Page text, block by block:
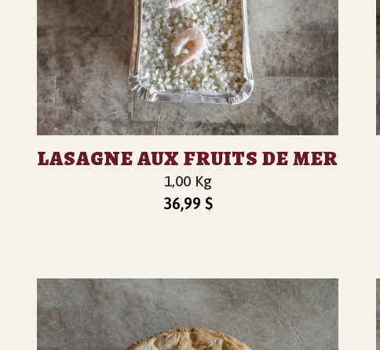
LASAGNE AUX FRUITS DE MER
1,00 Kg
36,99 $